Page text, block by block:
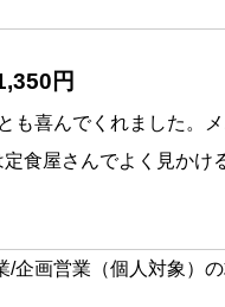
円
喜んでくれました。
食屋さんでよく見かけ